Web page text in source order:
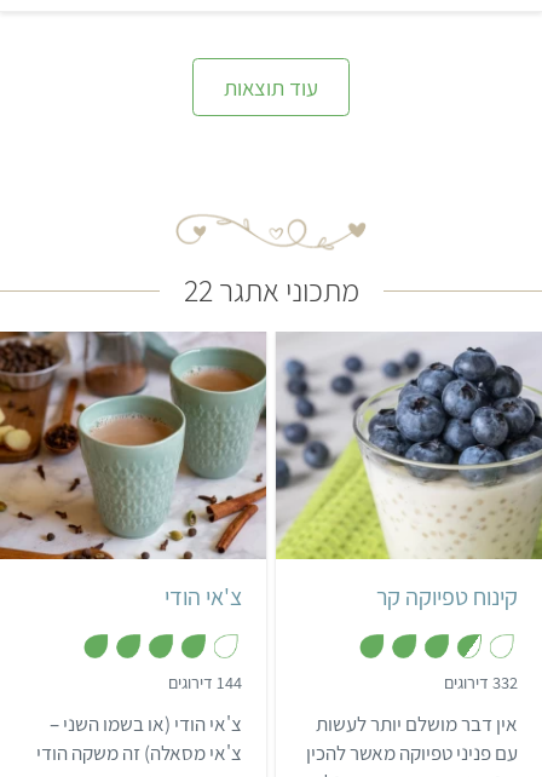
עוד תוצאות
מתכוני אתגר 22
קל 30 דקות
8 מנות
קינוח טפיוקה קר
332 דירוגים
.
6
מ
ת
אין דבר מושלם יותר לעשות
עם פניני טפיוקה מאשר להכין
קל 15 דקות
2 כוסות הודי
צ'אי הודי
144 דירוגים
מ
ת
ו
ך
צ'אי הודי (או בשמו השני –
צ'אי מסאלה) זה משקה הודי